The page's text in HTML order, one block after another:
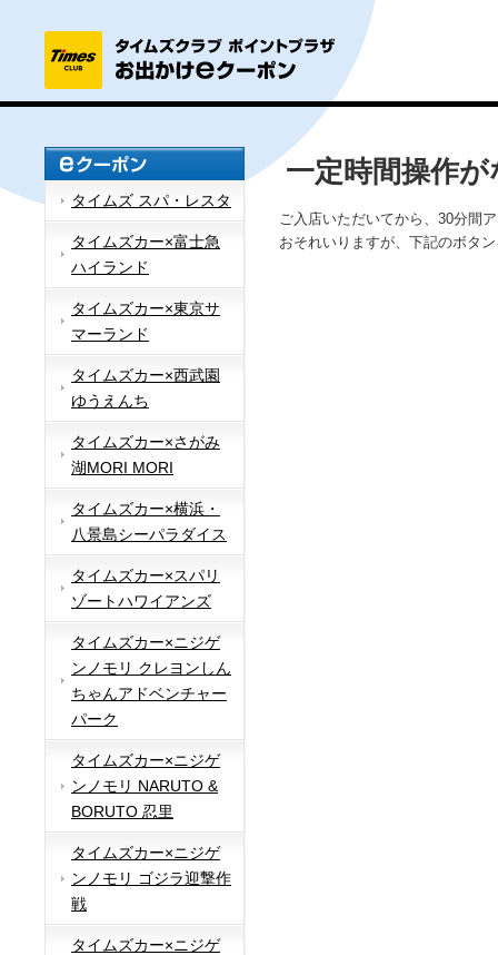
タイムズ スパ・レスタ
タイムズカー×富士急
ハイランド
タイムズカー×東京サ
マーランド
タイムズカー×西武園
ゆうえんち
タイムズカー×さがみ
湖MORI MORI
タイムズカー×横浜・
八景島シーパラダイス
タイムズカー×スパリ
ゾートハワイアンズ
タイムズカー×ニジゲ
ンノモリ クレヨンしん
ちゃんアドベンチャー
パーク
タイムズカー×ニジゲ
ンノモリ NARUTO &
BORUTO 忍里
タイムズカー×ニジゲ
ンノモリ ゴジラ迎撃作
戦
タイムズカー×ニジゲ
一定時間操作
ご入店いただいてから、30分間
おそれいりますが、下記のボタ